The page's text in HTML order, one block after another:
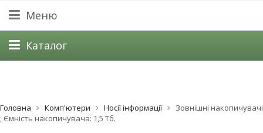
Меню
Каталог
Головна Комп'ютери Носії інформації
Зовнішні накопичувачі
; Ємність накопичувача: 1,5 Тб.